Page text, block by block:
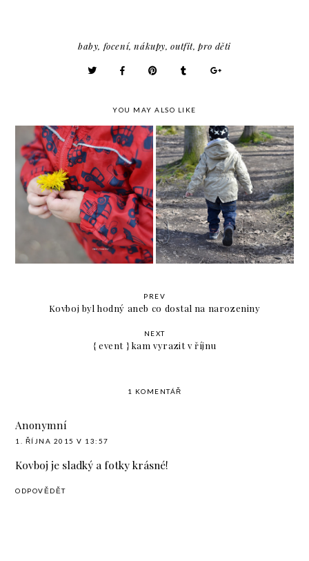
baby, focení, nákupy, outfit, pro děti
YOU MAY ALSO LIKE
Dneska nosím autíčka &
Poděkování za nominaci
v soutěži MAMAblog
Volný víkend
PREV
Kovboj byl hodný aneb co dostal na narozeniny
NEXT
{ event } kam vyrazit v říjnu
1 KOMENTÁŘ
Anonymní
1. ŘÍJNA 2015 V 13:57
Kovboj je sladký a fotky krásné!
ODPOVĚDĚT